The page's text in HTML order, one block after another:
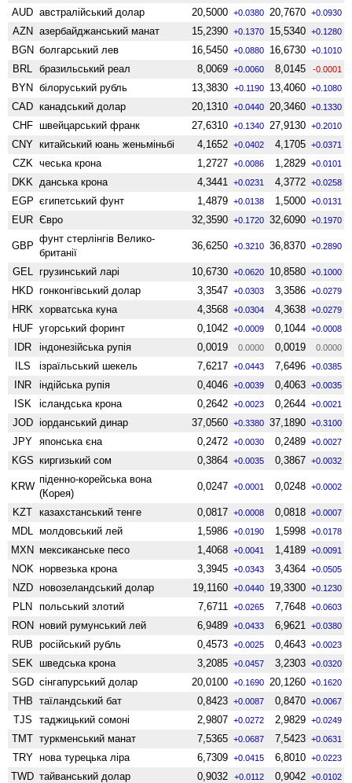
AUD австралійський долар 20,5000 +0.0380 20,7670 +0.0930
AZN азербайджанський манат 15,2390 +0.1370 15,5340 +0.1280
BGN болгарський лев 16,5450 +0.0880 16,6730 +0.1010
BRL бразильський реал 8,0069 +0.0060 8,0145 -0.0001
BYN білоруський рубль 13,3830 +0.1190 13,4060 +0.1080
CAD канадський долар 20,1310 +0.0440 20,3460 +0.1330
CHF швейцарський франк 27,6310 +0.1340 27,9130 +0.2010
CNY китайський юань женьмiньбi 4,1652 +0.0402 4,1705 +0.0371
CZK чеська крона 1,2727 +0.0086 1,2829 +0.0101
DKK данська крона 4,3441 +0.0231 4,3772 +0.0258
EGP єгипетський фунт 1,4879 +0.0138 1,5000 +0.0131
EUR Євро 32,3590 +0.1720 32,6090 +0.1970
GBP
фунт стерлінгів Велико­
британії
36,6250 +0.3210 36,8370 +0.2890
GEL грузинський ларі 10,6730 +0.0620 10,8580 +0.1000
HKD гонконгівський долар 3,3547 +0.0303 3,3586 +0.0279
HRK хорватська куна 4,3568 +0.0304 4,3638 +0.0279
HUF угорський форинт 0,1042 +0.0009 0,1044 +0.0008
IDR індонезійська рупія 0,0019 0.0000 0,0019 0.0000
ILS ізраїльський шекель 7,6217 +0.0443 7,6496 +0.0385
INR індійська рупія 0,4046 +0.0039 0,4063 +0.0035
ISK ісландська крона 0,2642 +0.0023 0,2644 +0.0021
JOD іорданський динар 37,0560 +0.3380 37,1890 +0.3100
JPY японська єна 0,2472 +0.0030 0,2489 +0.0027
KGS киргизький сом 0,3864 +0.0035 0,3867 +0.0032
KRW
піденно-корейська вона
(Корея)
0,0247 +0.0001 0,0248 +0.0002
KZT казахстанський тенге 0,0817 +0.0008 0,0818 +0.0007
MDL молдовський лей 1,5986 +0.0190 1,5998 +0.0178
MXN мексиканське песо 1,4068 +0.0041 1,4189 +0.0091
NOK норвезька крона 3,3945 +0.0343 3,4364 +0.0505
NZD ново­зеландський долар 19,1160 +0.0440 19,3300 +0.1230
PLN польський злотий 7,6711 +0.0265 7,7648 +0.0603
RON новий румунський лей 6,9489 +0.0433 6,9621 +0.0380
RUB російський рубль 0,4573 +0.0025 0,4643 +0.0023
SEK шведська крона 3,2085 +0.0457 3,2303 +0.0320
SGD сінгапурський долар 20,0100 +0.1690 20,1260 +0.1620
THB таїландський бат 0,8423 +0.0087 0,8470 +0.0067
TJS таджицький сомоні 2,9807 +0.0272 2,9829 +0.0249
TMT туркменський манат 7,5365 +0.0687 7,5423 +0.0631
TRY нова турецька ліра 6,7309 +0.0415 6,8010 +0.0223
TWD тайванський долар 0,9032 +0.0112 0,9042 +0.0102